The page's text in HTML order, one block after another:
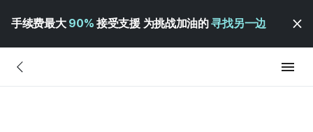
手续费最大 90% 接受支援 为挑战加油的寻找另一边